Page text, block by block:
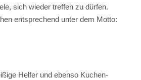
sich wieder treffen zu dürfen.
entsprechend unter dem Motto:
Helfer und ebenso Kuchen-